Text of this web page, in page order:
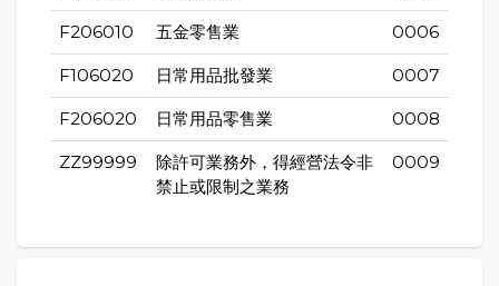
F206010 五金零售業 0006
F106020 日常用品批發業 0007
F206020 日常用品零售業 0008
ZZ99999
除許可業務外，得經營法令非
禁止或限制之業務
0009